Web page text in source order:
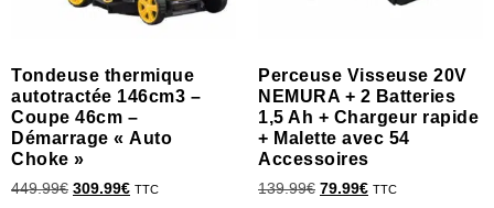
Tondeuse thermique
autotractée 146cm3 –
Coupe 46cm –
Démarrage « Auto
Choke »
449.99€ 309.99€ TTC
Perceuse Visseuse 20V
NEMURA + 2 Batteries
1,5 Ah + Chargeur rapide
+ Malette avec 54
Accessoires
139.99€ 79.99€ TTC